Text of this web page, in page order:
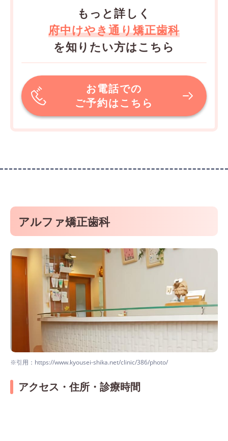
もっと詳しく
府中けやき通り矯正歯科
を知りたい方はこちら
お電話での
ご予約はこちら
アルファ矯正歯科
※引用：https://www.kyousei-shika.net/clinic/386/photo/
アクセス・住所・診療時間